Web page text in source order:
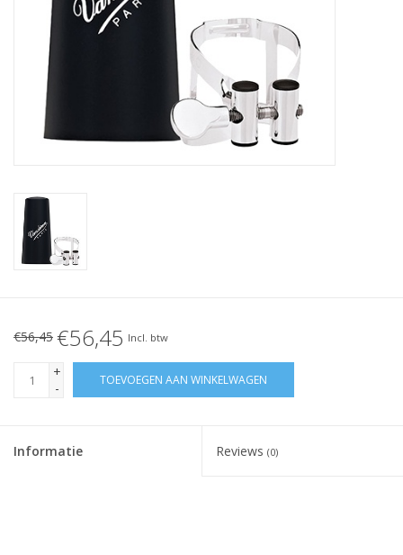
€56,45 €56,45 Incl. btw
+
-
TOEVOEGEN AAN WINKELWAGEN
Informatie Reviews (0)